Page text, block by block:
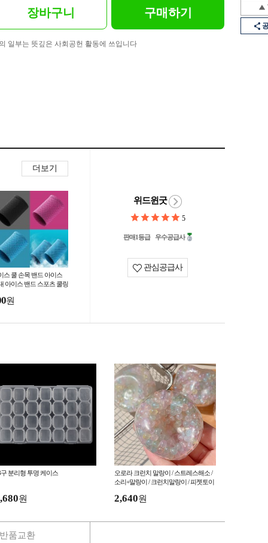
장바구니 구매하기
일부는 뜻깊은 사회공헌 활동에 쓰입니다
더보기
스 쿨 손목 밴드 아이스
아이스 밴드 스포츠 쿨링
원
위드윈굿
5
판매1등급 우수공급사
관심공급사
구 분리형 투명 케이스
원
오로라 크런치 말랑이 / 스트레스해소 /
소리+말랑이 / 크런치말랑이 / 피젯토이
2,640원
반품교환